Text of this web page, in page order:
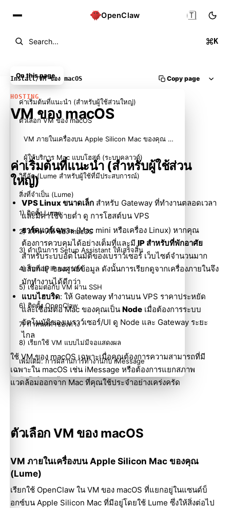
OpenClaw
Search... K
🇹🇭
Install/VM ของ macOS Copy page
HOSTING
VM ของ macOS
ค่าเริ่มต้นที่แนะนำ (สำหรับผู้ใช้ส่วน
ใหญ่)
VPS Linux ขนาดเล็กสำหรับ Gateway ที่ทำงานตลอดเวลา
และมีค่าใช้จ่ายต่ำ ดู การโฮสต์บน VPS
ฮาร์ดแวร์เฉพาะ(Mac mini หรือเครื่อง Linux) หากคุณ
ต้องการควบคุมได้อย่างเต็มที่และมีIP สำหรับที่พักอาศัย
สำหรับระบบอัตโนมัติของเบราว์เซอร์ เว็บไซต์จำนวนมาก
บล็อก IP ของศูนย์ข้อมูล ดังนั้นการเรียกดูจากเครื่องภายในจึง
มักทำงานได้ดีกว่า
แบบไฮบริด: ให้ Gateway ทำงานบน VPS ราคาประหยัด
และเชื่อมต่อ Mac ของคุณเป็น Nodeเมื่อต้องการระบบ
อัตโนมัติของเบราว์เซอร์/UI ดู Node และ Gateway ระยะ
ไกล
ใช้ VM ของ macOS เฉพาะเมื่อคุณต้องการความสามารถที่มี
เฉพาะใน macOS เช่น iMessage หรือต้องการแยกสภาพ
แวดล้อมออกจาก Mac ที่คุณใช้ประจำอย่างเคร่งครัด
ตัวเลือก VM ของ macOS
VM ภายในเครื่องบน Apple Silicon Mac ของคุณ
(Lume)
เรียกใช้ OpenClaw ใน VM ของ macOS ที่แยกอยู่ในแซนด์บ็
อกซ์บน Apple Silicon Mac ที่มีอยู่โดยใช้ Lume ซึ่งให้สิ่งต่อไป
On this page
ค่าเริ่มต้นที่แนะนำ (สำหรับผู้ใช้ส่วนใหญ่)
ตัวเลือก VM ของ macOS
VM ภายในเครื่องบน Apple Silicon Mac ของคุณ (Lume)
ผู้ให้บริการ Mac แบบโฮสต์ (ระบบคลาวด์)
วิธีลัด (Lume สำหรับผู้ใช้ที่มีประสบการณ์)
สิ่งที่จำเป็น (Lume)
1) ติดตั้ง Lume
2) สร้าง VM ของ macOS
3) ดำเนินการ Setup Assistant ให้เสร็จสิ้น
4) รับที่อยู่ IP ของ VM
5) เชื่อมต่อกับ VM ผ่าน SSH
6) ติดตั้ง OpenClaw
7) กำหนดค่าช่องทาง
8) เรียกใช้ VM แบบไม่มีจอแสดงผล
เพิ่มเติม: การผสานการทำงานกับ iMessage
บันทึกอิมเมจต้นแบบ
เอกสารที่เกี่ยวข้อง